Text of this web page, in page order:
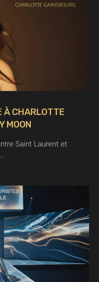
À CHARLOTTE
MOON
Saint Laurent et